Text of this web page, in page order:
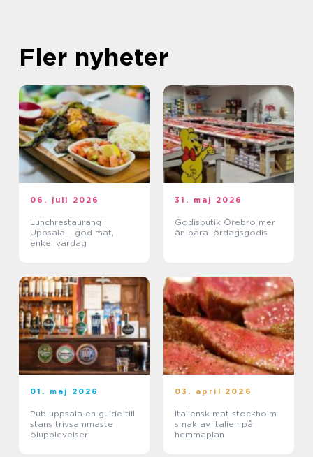
Fler nyheter
06. juli 2026
Lunchrestaurang i
Uppsala – god mat,
enkel vardag
31. maj 2026
Godisbutik Örebro mer
än bara lördagsgodis
01. maj 2026
Pub uppsala en guide till
stans trivsammaste
ölupplevelser
03. april 2026
Italiensk mat stockholm
smak av italien på
hemmaplan